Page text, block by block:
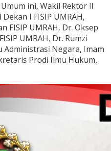
ini, Wakil Rektor II
I FISIP UMRAH,
FISIP UMRAH, Dr. Oksep
UMRAH, Dr. Rumzi
Administrasi Negara, Imam
Prodi Ilmu Hukum,